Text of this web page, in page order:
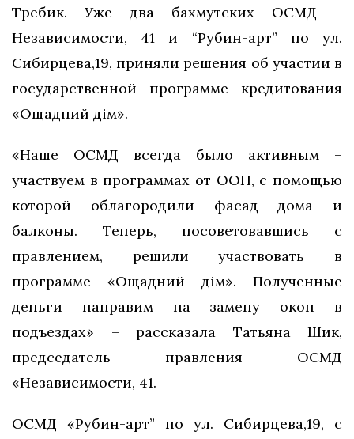
Требик. Уже два бахмутских ОСМД –
Независимости, 41 и “Рубин-арт” по ул.
Сибирцева,19, приняли решения об участии в
государственной программе кредитования
«Ощадний дім».
«Наше ОСМД всегда было активным –
участвуем в программах от ООН, с помощью
которой облагородили фасад дома и
балконы. Теперь, посоветовавшись с
правлением, решили участвовать в
программе «Ощадний дім». Полученные
деньги направим на замену окон в
подъездах» – рассказала Татьяна Шик,
председатель правления ОСМД
«Независимости, 41.
ОСМД «Рубин-арт” по ул. Сибирцева,19, с